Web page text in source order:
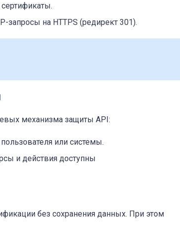
запросы на HTTPS (редирект 301).
механизма защиты API:
или системы.
и действия доступны
без сохранения данных. При этом